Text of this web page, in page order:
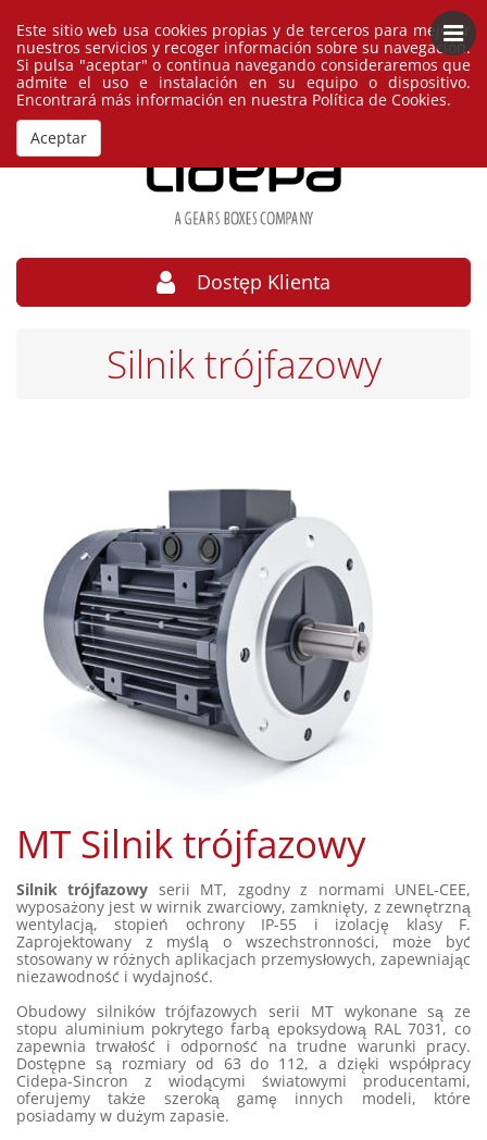
Polski España
Dostęp Klienta
Silnik trójfazowy
MT Silnik trójfazowy
Silnik trójfazowy serii MT, zgodny z normami UNEL-CEE,
wyposażony jest w wirnik zwarciowy, zamknięty, z zewnętrzną
wentylacją, stopień ochrony IP-55 i izolację klasy F.
Zaprojektowany z myślą o wszechstronności, może być
stosowany w różnych aplikacjach przemysłowych, zapewniając
niezawodność i wydajność.
Obudowy silników trójfazowych serii MT wykonane są ze
stopu aluminium pokrytego farbą epoksydową RAL 7031, co
zapewnia trwałość i odporność na trudne warunki pracy.
Dostępne są rozmiary od 63 do 112, a dzięki współpracy
Cidepa-Sincron z wiodącymi światowymi producentami,
oferujemy także szeroką gamę innych modeli, które
posiadamy w dużym zapasie.
Este sitio web usa cookies propias y de terceros para mejorar
nuestros servicios y recoger información sobre su navegación.
Si pulsa "aceptar" o continua navegando consideraremos que
admite el uso e instalación en su equipo o dispositivo.
Encontrará más información en nuestra Política de Cookies.
Aceptar